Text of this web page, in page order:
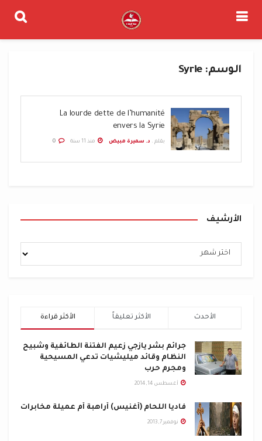
الوسم:Syrie
La lourde dette de l’humanité
envers la Syrie
بقلم . د. سميرة مبيض منذ 11 سنة
الأرشيف
الأكثر قراءة الأكثر تعليقاً الأحدث
جرائم بشر يازجي زعيم الفتنة الطائفية وشبيح
النظام وقائد ميليشيات تدعي المسيحية
ومجرم حرب
أغسطس 14, 2014
فاديا اللحام (أغنيس) أراهبة أم عميلة مخابرات
نوفمبر 7, 2013